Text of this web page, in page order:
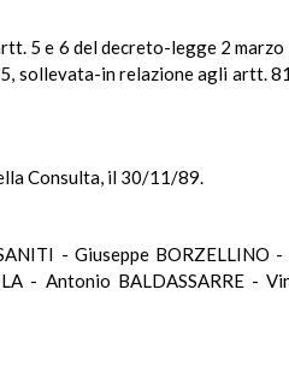
5 e 6 del decreto-legge 2
sollevata-in relazione agli artt.
Consulta, il 30/11/89.
- Giuseppe BORZELLINO
- Antonio BALDASSARRE -